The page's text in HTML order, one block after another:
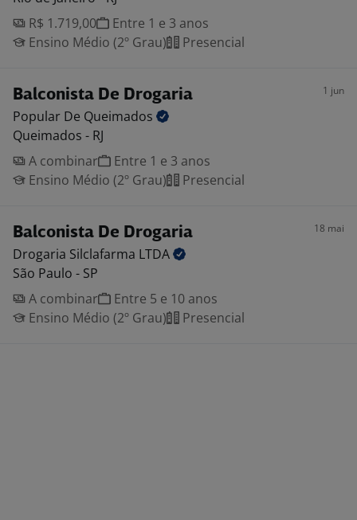
R$ 1.719,00
Entre 1 e 3 anos
Ensino Médio (2º Grau)
Presencial
Balconista De Drogaria 1 jun
Popular De Queimados
Queimados - RJ
A combinar
Entre 1 e 3 anos
Ensino Médio (2º Grau)
Presencial
Balconista De Drogaria 18 mai
Drogaria Silclafarma LTDA
São Paulo - SP
A combinar
Entre 5 e 10 anos
Ensino Médio (2º Grau)
Presencial